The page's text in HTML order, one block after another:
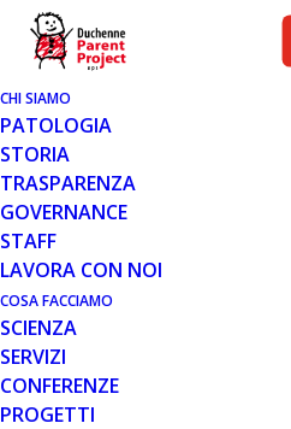
CHI SIAMO
PATOLOGIA
STORIA
TRASPARENZA
GOVERNANCE
STAFF
LAVORA CON NOI
COSA FACCIAMO
SCIENZA
SERVIZI
CONFERENZE
PROGETTI
27 GIU 2013
UN “TAGLIA E
DUCHENNE